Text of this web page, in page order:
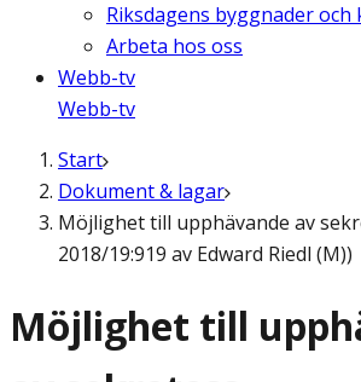
Riksdagens byggnader och
Arbeta hos oss
Webb-tv
Webb-tv
Start
Dokument & lagar
Möjlighet till upphävande av
2018/19:919 av Edward Riedl (M))
Möjlighet till